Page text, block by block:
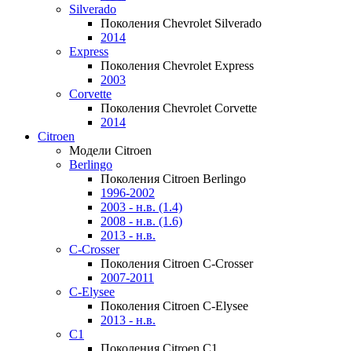
Silverado
Поколения Chevrolet Silverado
2014
Express
Поколения Chevrolet Express
2003
Corvette
Поколения Chevrolet Corvette
2014
Citroen
Модели Citroen
Berlingo
Поколения Citroen Berlingo
1996-2002
2003 - н.в. (1.4)
2008 - н.в. (1.6)
2013 - н.в.
C-Crosser
Поколения Citroen C-Crosser
2007-2011
C-Elysee
Поколения Citroen C-Elysee
2013 - н.в.
C1
Поколения Citroen C1